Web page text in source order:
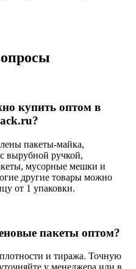
купить оптом в
пакеты-майка,
вырубной ручкой,
мусорные мешки и
другие товары можно
от 1 упаковки.
пакеты оптом?
и тиража. Точную